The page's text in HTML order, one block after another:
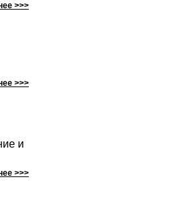
>>>
>>>
и
>>>